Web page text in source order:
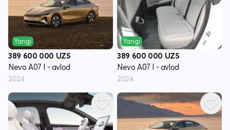
Yangi
389 600 000 UZS
Nevo A07 I - avlod
2024
Yangi
389 600 000 UZS
Nevo A07 I - avlod
2024